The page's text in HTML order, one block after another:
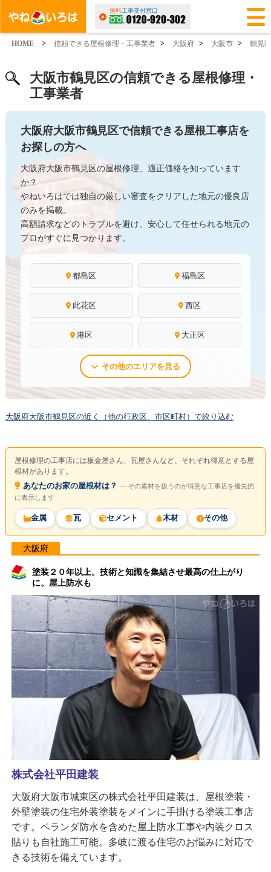
無料工事受付窓口
HOME > 信頼できる屋根修理・工事業者 > 大阪府 > 大阪市 > 鶴見区
大阪市鶴見区の信頼できる屋根修理・
工事業者
大阪府大阪市鶴見区で信頼できる屋根工事店を
お探しの方へ
大阪府大阪市鶴見区の屋根修理、適正価格を知っています
か？
やねいろはでは独自の厳しい審査をクリアした地元の優良店
のみを掲載。
高額請求などのトラブルを避け、安心して任せられる地元の
プロがすぐに見つかります。
都島区 福島区
此花区 西区
港区 大正区
その他のエリアを見る
大阪府大阪市鶴見区の近く（他の行政区、市区町村）で絞り込む
屋根修理の工事店には板金屋さん、瓦屋さんなど、それぞれ得意とする屋
根材があります。
あなたのお家の屋根材は？ ― その素材を扱うのが得意な工事店を優先的
に表示します
金属 瓦 セメント 木材 その他
大阪府
塗装２０年以上。技術と知識を集結させ最高の仕上がり
に。屋上防水も
株式会社平田建装
大阪府大阪市城東区の株式会社平田建装は、屋根塗装・
外壁塗装の住宅外装塗装をメインに手掛ける塗装工事店
です。ベランダ防水を含めた屋上防水工事や内装クロス
貼りも自社施工可能。多岐に渡る住宅のお悩みに対応で
きる技術を備えています。